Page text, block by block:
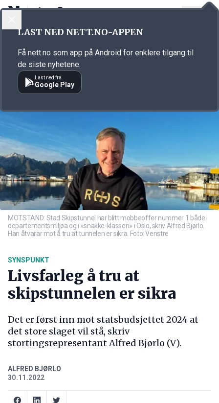
Annonsørinnhold
MOTSTAND: Stad Skipstunnel har blitt mobbeoffer nummer 1 både i
departementsmiljøa og i «snakke-klassen» i Oslo, skriv Alfred Bjørlo.
Han åtvarar mot å tru at tunnelen er sikra. Foto: Venstre
SYNSPUNKT
Livsfarleg å tru at
skipstunnelen er sikra
Det er først inn mot statsbudsjettet 2024 at
det store slaget vil stå, skriv
stortingsrepresentant Alfred Bjørlo (V).
ALFRED BJØRLO
30.11.2022
LAST NED NETT.NO-APPEN
Få nett.no som app på Android for enklere tilgang til
de siste nyhetene.
Last ned fra
Google Play